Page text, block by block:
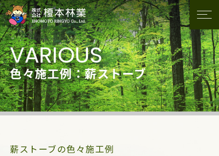
色々施工例：薪ストーブ
薪ストーブの色々施工例